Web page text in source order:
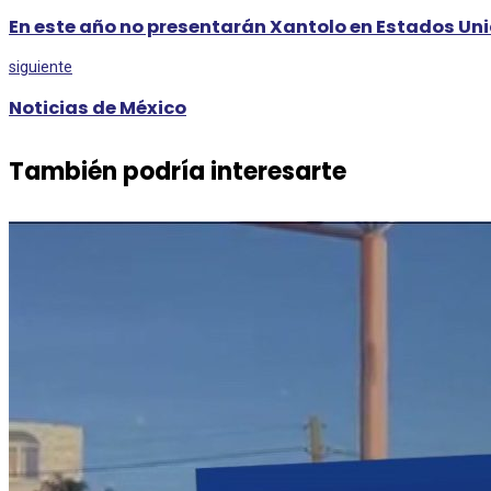
En este año no presentarán Xantolo en Estados
siguiente
Noticias de México
También podría interesarte